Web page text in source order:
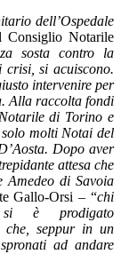
dell’Ospedale
Consiglio Notarile
sosta contro la
crisi, si acuiscono.
intervenire per
Alla raccolta fondi
di Torino e
molti Notai del
Dopo aver
attesa che
Amedeo di Savoia
Gallo-Orsi – “chi
si è prodigato
che, seppur in un
ad andare